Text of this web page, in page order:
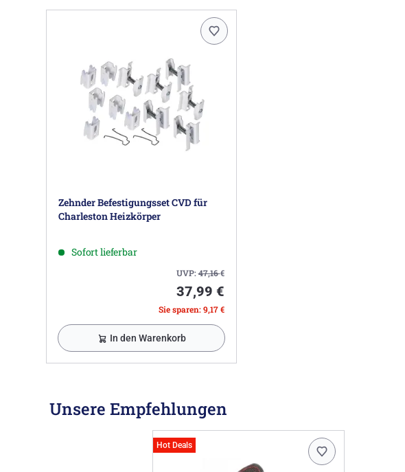
Zehnder Befestigungsset CVD für
Charleston Heizkörper
Sofort lieferbar
UVP:47,16€
37,99 €
Sie sparen: 9,17 €
In den Warenkorb
Unsere Empfehlungen
Hot Deals